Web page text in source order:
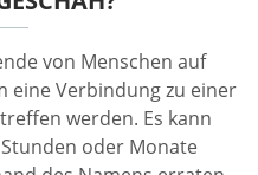
von Menschen auf
eine Verbindung zu einer
werden. Es kann
oder Monate